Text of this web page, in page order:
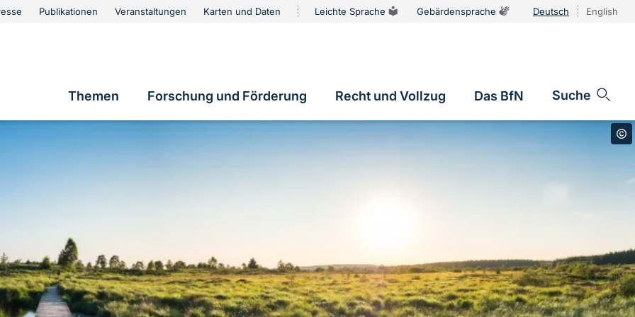
Publikationen Veranstaltungen Karten und Daten Leichte Sprache Gebärdensprache Deutsch English
Hauptnavigation
Themen Forschung und Förderung Recht und Vollzug Das BfN Suche